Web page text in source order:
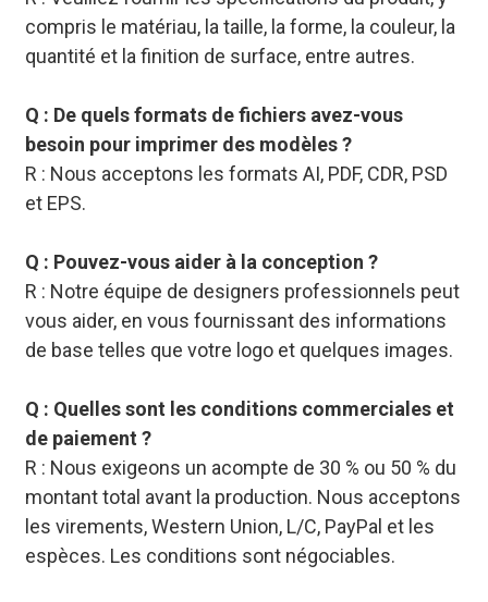
compris le matériau, la taille, la forme, la couleur, la
quantité et la finition de surface, entre autres.
Q : De quels formats de fichiers avez-vous
besoin pour imprimer des modèles ?
R : Nous acceptons les formats AI, PDF, CDR, PSD
et EPS.
Q : Pouvez-vous aider à la conception ?
R : Notre équipe de designers professionnels peut
vous aider, en vous fournissant des informations
de base telles que votre logo et quelques images.
Q : Quelles sont les conditions commerciales et
de paiement ?
R : Nous exigeons un acompte de 30 % ou 50 % du
montant total avant la production. Nous acceptons
les virements, Western Union, L/C, PayPal et les
espèces. Les conditions sont négociables.